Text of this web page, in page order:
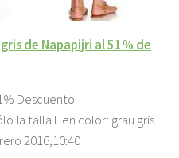
de Napapijri al 51% de
Descuento
la talla L en color: grau gris.
2016,10:40